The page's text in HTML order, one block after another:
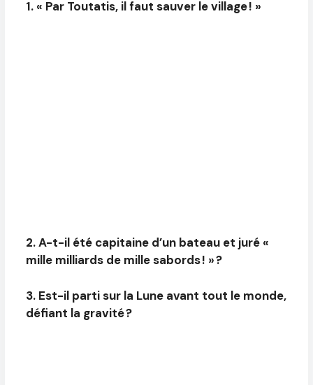
1. « Par Toutatis, il faut sauver le village ! »
2. A-t-il été capitaine d’un bateau et juré «
mille milliards de mille sabords ! » ?
3. Est-il parti sur la Lune avant tout le monde,
défiant la gravité ?